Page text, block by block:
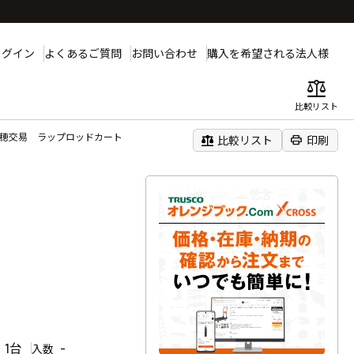
イン よくあるご質問 お問い合わせ 購入を希望される法人様
balance
比較リスト
交易 ラップロッドカート balance 比較リスト print 印刷
1台 入数 -